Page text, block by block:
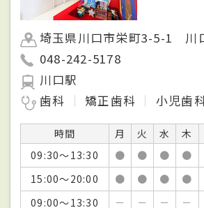
埼玉県川口市栄町3-5-1 川
048-242-5178
川口駅
歯科
矯正歯科 小児歯
時間 月 火 水 木
09:30～13:30
● ● ● ●
15:00～20:00
● ● ● ●
09:00～13:30
－ － － －